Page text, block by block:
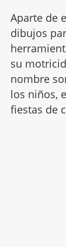
Aparte de
dibujos
su
nombre
los niños,
fiestas de